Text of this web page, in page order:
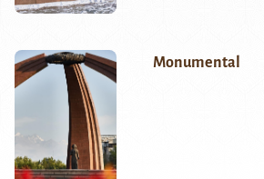
Monumental